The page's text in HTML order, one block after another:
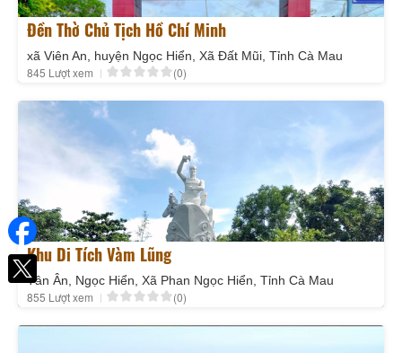
Đền Thờ Chủ Tịch Hồ Chí Minh
xã Viên An, huyện Ngọc Hiển, Xã Đất Mũi, Tỉnh Cà Mau
845 Lượt xem (0)
Khu Di Tích Vàm Lũng
Tân Ân, Ngọc Hiển, Xã Phan Ngọc Hiển, Tỉnh Cà Mau
855 Lượt xem (0)